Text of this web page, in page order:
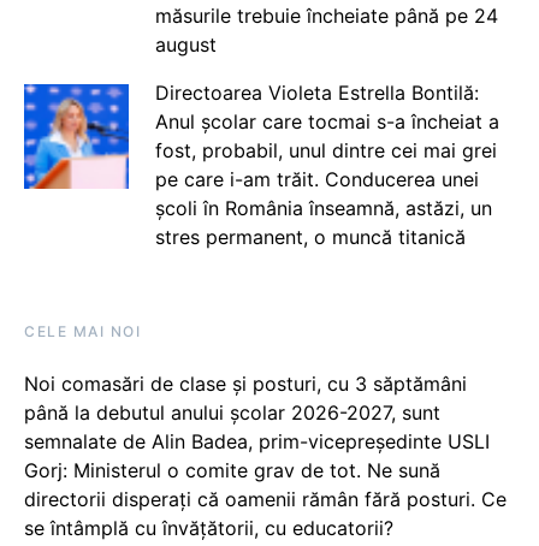
măsurile trebuie încheiate până pe 24
august
Directoarea Violeta Estrella Bontilă:
Anul școlar care tocmai s-a încheiat a
fost, probabil, unul dintre cei mai grei
pe care i-am trăit. Conducerea unei
școli în România înseamnă, astăzi, un
stres permanent, o muncă titanică
CELE MAI NOI
Noi comasări de clase și posturi, cu 3 săptămâni
până la debutul anului școlar 2026-2027, sunt
semnalate de Alin Badea, prim-vicepreședinte USLI
Gorj: Ministerul o comite grav de tot. Ne sună
directorii disperați că oamenii rămân fără posturi. Ce
se întâmplă cu învățătorii, cu educatorii?